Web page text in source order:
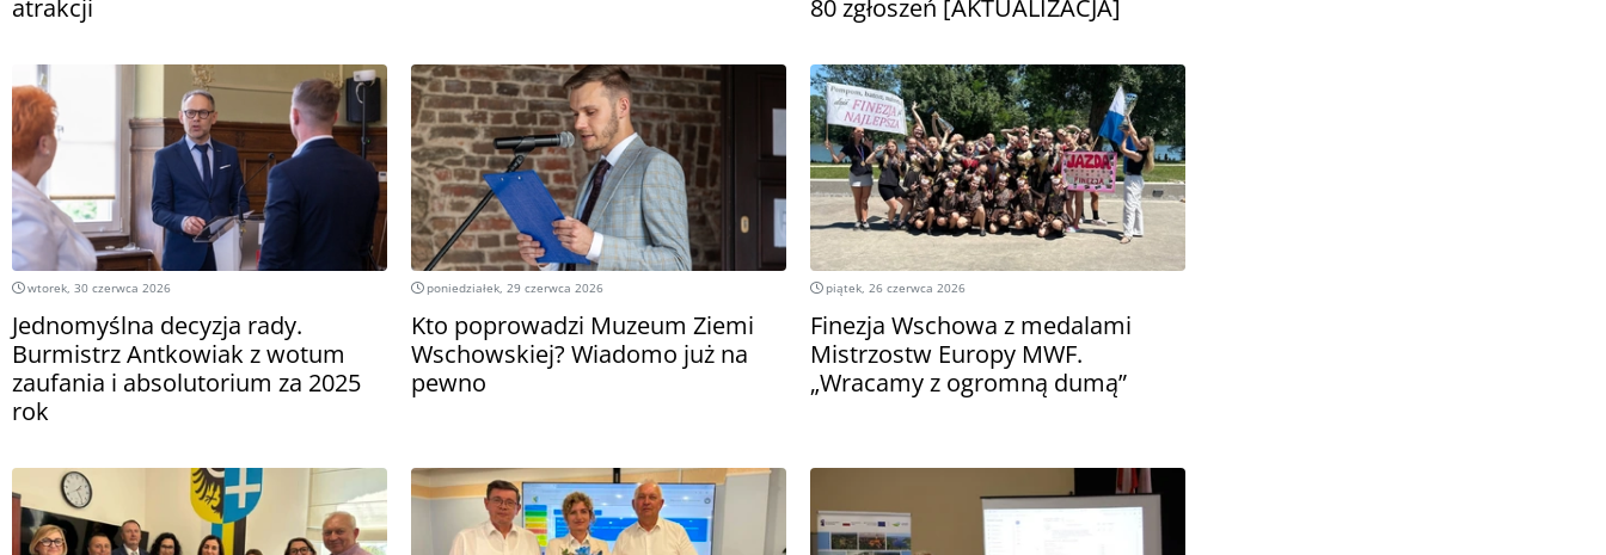
atrakcji
80 zgłoszeń [AKTUALIZACJA]
wtorek, 30 czerwca 2026
Jednomyślna decyzja rady.
Burmistrz Antkowiak z wotum
zaufania i absolutorium za 2025
rok
poniedziałek, 29 czerwca 2026
Kto poprowadzi Muzeum Ziemi
Wschowskiej? Wiadomo już na
pewno
piątek, 26 czerwca 2026
Finezja Wschowa z medalami
Mistrzostw Europy MWF.
„Wracamy z ogromną dumą”